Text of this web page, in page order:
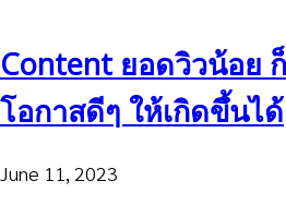
Content ยอดวิวน้อย
โอกาสดีๆ ให้เกิดขึ้นได้
June 11, 2023